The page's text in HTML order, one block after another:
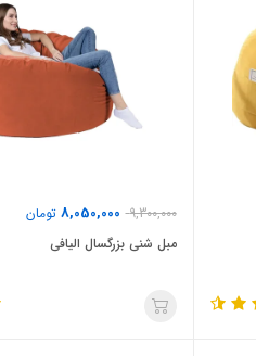
9,300,000
8,050,000 تومان
مبل شنی بزرگسال الیافی